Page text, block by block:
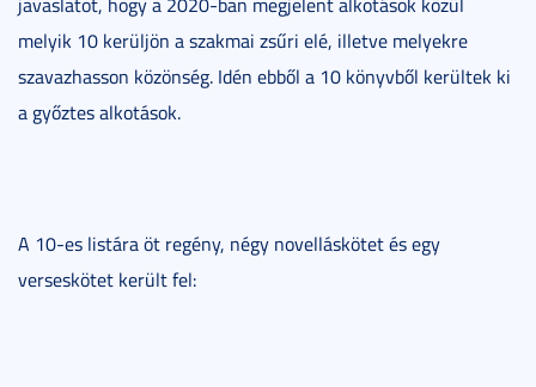
melyik 10 kerüljön a szakmai zsűri elé, illetve melyekre
szavazhasson közönség. Idén ebből a 10 könyvből kerültek ki
a győztes alkotások.
A 10-es listára öt regény, négy novelláskötet és egy
verseskötet került fel: